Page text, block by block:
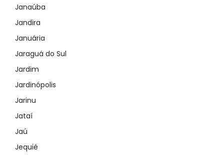
Janaúba
Jandira
Januária
Jaraguá do Sul
Jardim
Jardinópolis
Jarinu
Jataí
Jaú
Jequié